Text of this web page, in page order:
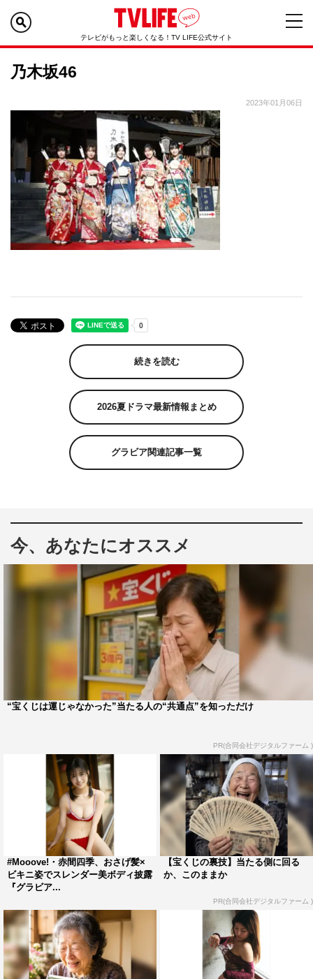
テレビがもっと楽しくなる！TV LIFE公式サイト
乃木坂46
2023年01月06日
続きを読む
2026夏ドラマ最新情報まとめ
グラビア関連記事一覧
今、あなたにオススメ
“宝くじは運じゃなかった”当たる人の“共通点”を知っただけ
PR(合同会社デジタルファーム )
#Mooove!・赤間四季、おさげ髪×
ビキニ姿でスレンダー美ボディ披露
『グラビア...
【宝くじの裏技】当たる側に回る
か、このままか
PR(合同会社デジタルファーム )